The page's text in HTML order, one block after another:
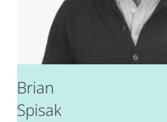
Brian
Spisak